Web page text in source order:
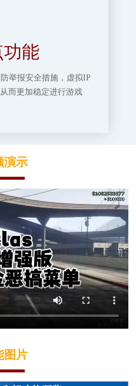
功能
举报安全措施，虚拟IP
而更加稳定进行游戏
演示
图片